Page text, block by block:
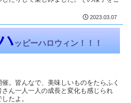
2023.03.07
ッピーハロウィン！！！
。皆んなで、美味しいものをたらふく
ん一人一人の成長と変化も感じられ
たよ。